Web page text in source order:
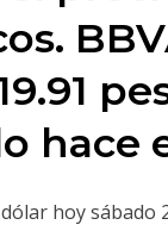
hace
hoy sábado